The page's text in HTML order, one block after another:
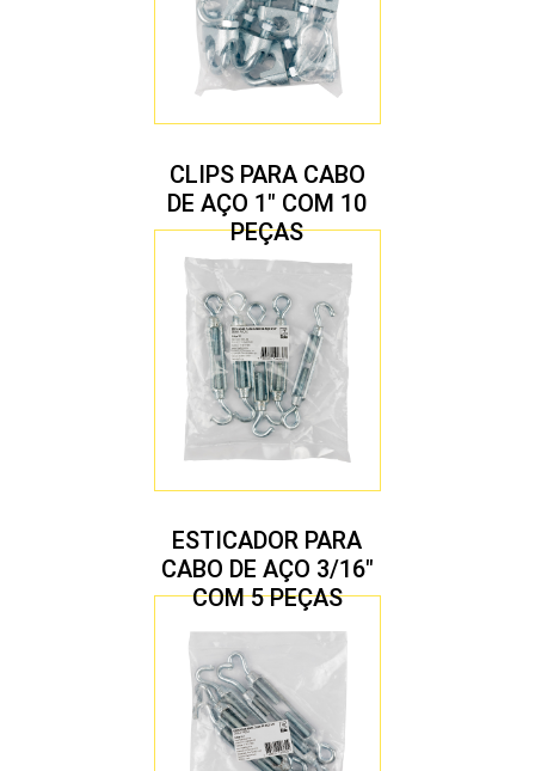
CLIPS PARA CABO
DE AÇO 1″ COM 10
PEÇAS
ESTICADOR PARA
CABO DE AÇO 3/16″
COM 5 PEÇAS